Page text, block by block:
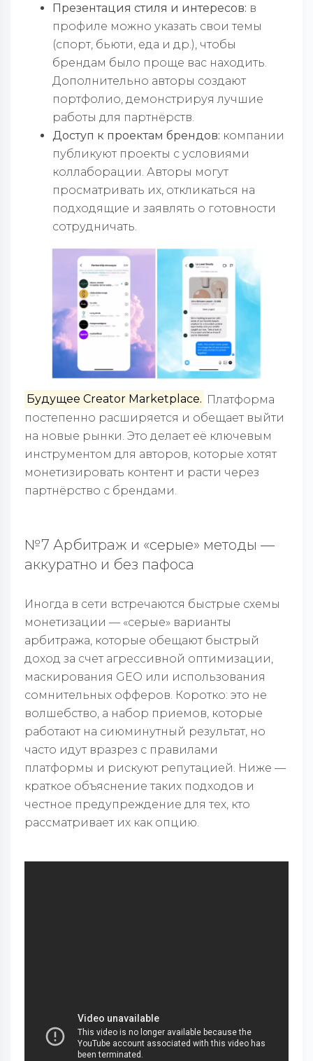
Презентация стиля и интересов: в
профиле можно указать свои темы
(спорт, бьюти, еда и др.), чтобы
брендам было проще вас находить.
Дополнительно авторы создают
портфолио, демонстрируя лучшие
работы для партнёрств.
Доступ к проектам брендов: компании
публикуют проекты с условиями
коллаборации. Авторы могут
просматривать их, откликаться на
подходящие и заявлять о готовности
сотрудничать.
Будущее Creator Marketplace. Платформа
постепенно расширяется и обещает выйти
на новые рынки. Это делает её ключевым
инструментом для авторов, которые хотят
монетизировать контент и расти через
партнёрство с брендами.
№7 Арбитраж и «серые» методы —
аккуратно и без пафоса
Иногда в сети встречаются быстрые схемы
монетизации — «серые» варианты
арбитража, которые обещают быстрый
доход за счет агрессивной оптимизации,
маскирования GEO или использования
сомнительных офферов. Коротко: это не
волшебство, а набор приемов, которые
работают на сиюминутный результат, но
часто идут вразрез с правилами
платформы и рискуют репутацией. Ниже —
краткое объяснение таких подходов и
честное предупреждение для тех, кто
рассматривает их как опцию.